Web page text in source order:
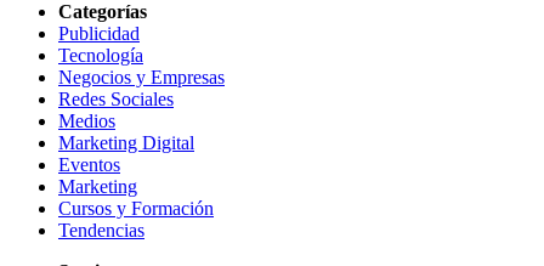
Categorías
Publicidad
Tecnología
Negocios y Empresas
Redes Sociales
Medios
Marketing Digital
Eventos
Marketing
Cursos y Formación
Tendencias